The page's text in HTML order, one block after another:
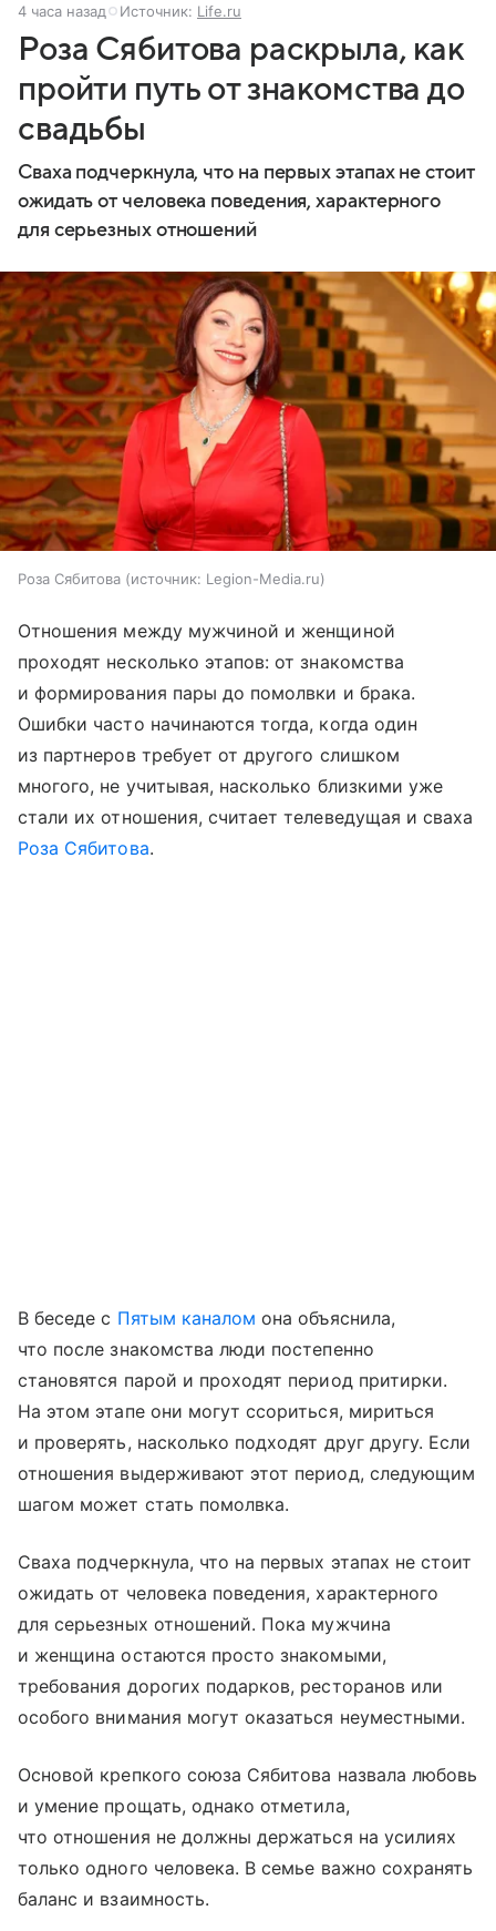
4 часа назад Источник: Life.ru
Роза Сябитова раскрыла, как
пройти путь от знакомства до
свадьбы
Сваха подчеркнула, что на первых этапах не стоит
ожидать от человека поведения, характерного
для серьезных отношений
Роза Сябитова источник: Legion-Media.ru
Отношения между мужчиной и женщиной
проходят несколько этапов: от знакомства
и формирования пары до помолвки и брака.
Ошибки часто начинаются тогда, когда один
из партнеров требует от другого слишком
многого, не учитывая, насколько близкими уже
стали их отношения, считает телеведущая и сваха
Роза Сябитова.
В беседе с Пятым каналом она объяснила,
что после знакомства люди постепенно
становятся парой и проходят период притирки.
На этом этапе они могут ссориться, мириться
и проверять, насколько подходят друг другу. Если
отношения выдерживают этот период, следующим
шагом может стать помолвка.
Сваха подчеркнула, что на первых этапах не стоит
ожидать от человека поведения, характерного
для серьезных отношений. Пока мужчина
и женщина остаются просто знакомыми,
требования дорогих подарков, ресторанов или
особого внимания могут оказаться неуместными.
Основой крепкого союза Сябитова назвала любовь
и умение прощать, однако отметила,
что отношения не должны держаться на усилиях
только одного человека. В семье важно сохранять
баланс и взаимность.